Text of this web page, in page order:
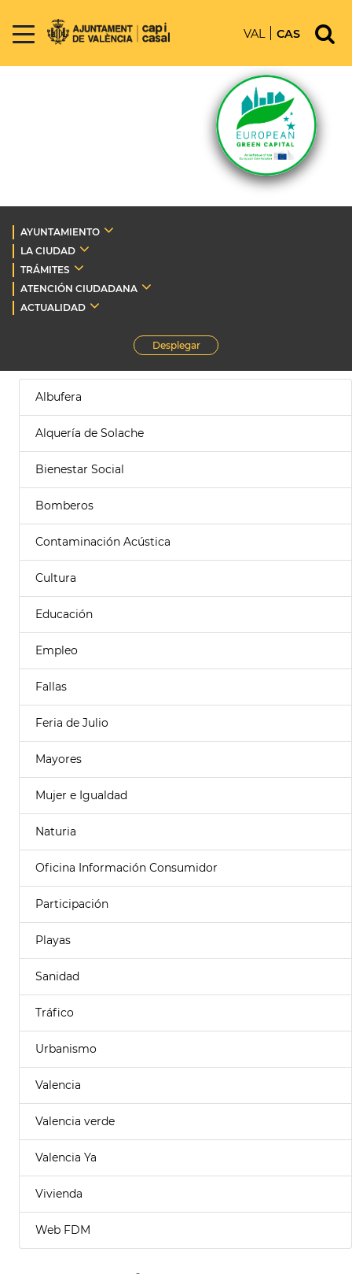
VAL CAS
AYUNTAMIENTO
LA CIUDAD
TRÁMITES
ATENCIÓN CIUDADANA
ACTUALIDAD
Desplegar
Albufera
Alquería de Solache
Bienestar Social
Bomberos
Contaminación Acústica
Cultura
Educación
Empleo
Fallas
Feria de Julio
Mayores
Mujer e Igualdad
Naturia
Oficina Información Consumidor
Participación
Playas
Sanidad
Tráfico
Urbanismo
Valencia
Valencia verde
Valencia Ya
Vivienda
Web FDM